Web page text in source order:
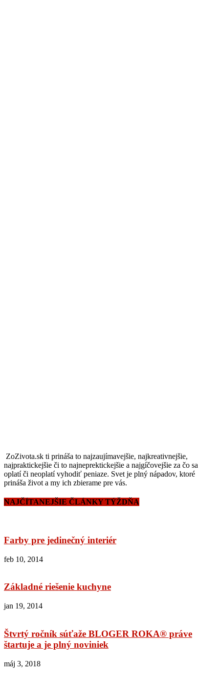
ZoZivota.sk ti prináša to najzaujímavejšie, najkreativnejšie,
najpraktickejšie či to najneprektickejšie a najgíčovejšie za čo sa
oplatí či neoplatí vyhodiť peniaze. Svet je plný nápadov, ktoré
prináša život a my ich zbierame pre vás.
NAJČÍTANEJŠIE ČLÁNKY TÝŽDŇA
Farby pre jedinečný interiér
feb 10, 2014
Základné riešenie kuchyne
jan 19, 2014
Štvrtý ročník súťaže BLOGER ROKA® práve
štartuje a je plný noviniek
máj 3, 2018